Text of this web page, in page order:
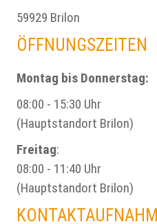
59929 Brilon
ÖFFNUNGSZEITEN
Montag bis Donnerstag:
08:00 - 15:30 Uhr
(Hauptstandort Brilon)
Freitag:
08:00 - 11:40 Uhr
(Hauptstandort Brilon)